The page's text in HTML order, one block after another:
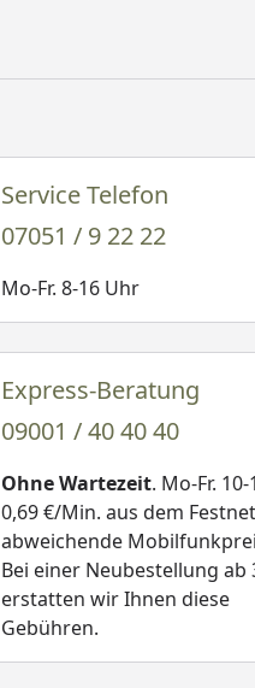
Service Telefon
07051 / 9 22 22
Mo-Fr. 8-16 Uhr
Express-Beratung
09001 / 40 40 40
Ohne Wartezeit. Mo-Fr. 10-
0,69 €/Min. aus dem
abweichende
Bei einer Neubestellung ab
erstatten wir Ihnen diese
Gebühren.